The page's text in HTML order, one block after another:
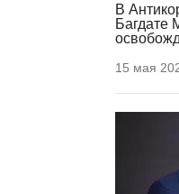
В
Багдате
15 мая